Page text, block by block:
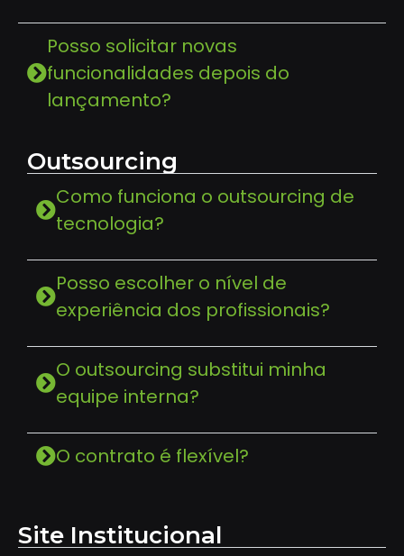
Posso solicitar novas
funcionalidades depois do
lançamento?
Outsourcing
Como funciona o outsourcing de
tecnologia?
Posso escolher o nível de
experiência dos profissionais?
O outsourcing substitui minha
equipe interna?
O contrato é flexível?
Site Institucional